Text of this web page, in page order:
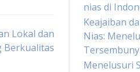
Lokal dan
Berkualitas
nias di
Keajaiban
Nias:
Menelusuri